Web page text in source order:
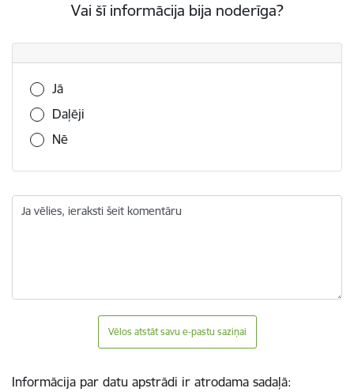
Vai šī informācija bija noderīga?
Vai šī informācija bija noderīga?
Jā
Daļēji
Nē
Ja vēlies, ieraksti šeit komentāru
Vēlos atstāt savu e-pastu saziņai
Informācija par datu apstrādi ir atrodama sadaļā: